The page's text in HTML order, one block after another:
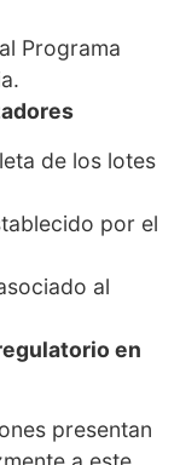
Programa
de los lotes
por el
al
en
presentan